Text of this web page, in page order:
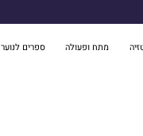
מתח ופעולה ספרים לנוער